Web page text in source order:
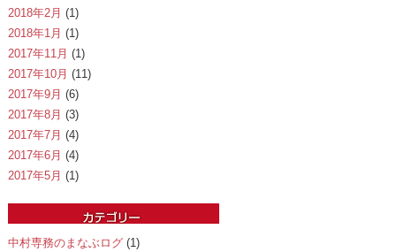
2018年2月 (1)
2018年1月 (1)
2017年11月 (1)
2017年10月 (11)
2017年9月 (6)
2017年8月 (3)
2017年7月 (4)
2017年6月 (4)
2017年5月 (1)
中村専務のまなぶログ(1)